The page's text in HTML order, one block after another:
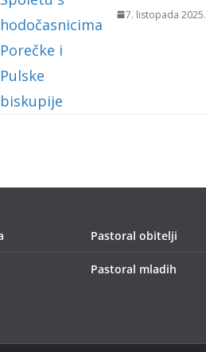
7. listopada 2025.
Pastoral obitelji
Pastoral mladih